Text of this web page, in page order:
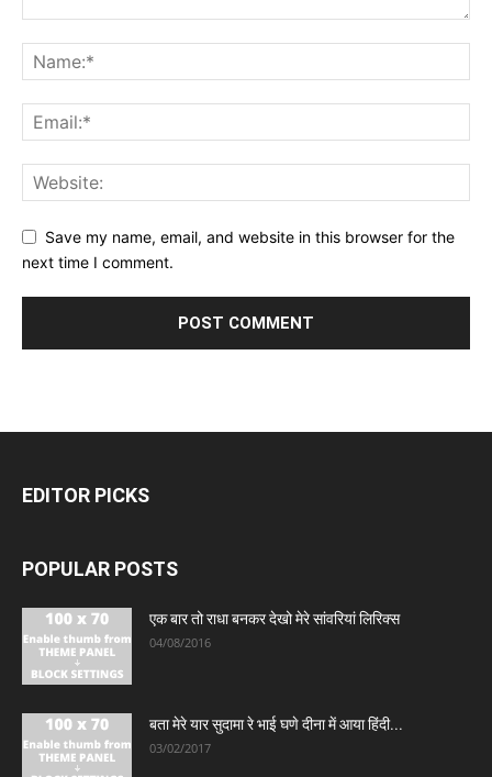
Save my name, email, and website in this browser for the
next time I comment.
EDITOR PICKS
POPULAR POSTS
एक बार तो राधा बनकर देखो मेरे सांवरियां लिरिक्स
04/08/2016
बता मेरे यार सुदामा रे भाई घणे दीना में आया हिंदी...
03/02/2017